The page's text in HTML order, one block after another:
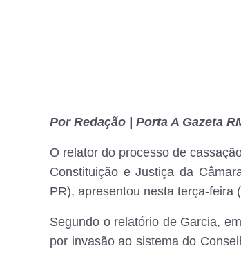
Por Redação | Porta A Gazeta
O relator do processo de
Constituição e Justiça da
PR), apresentou nesta terça-feira
Segundo o relatório de Garcia,
por invasão ao sistema do